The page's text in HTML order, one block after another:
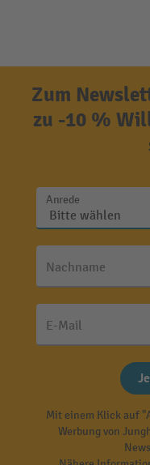
Zum
zu -10 %
Anrede
Nachname
E-Mail
Mit einem Klick auf
Werbung von